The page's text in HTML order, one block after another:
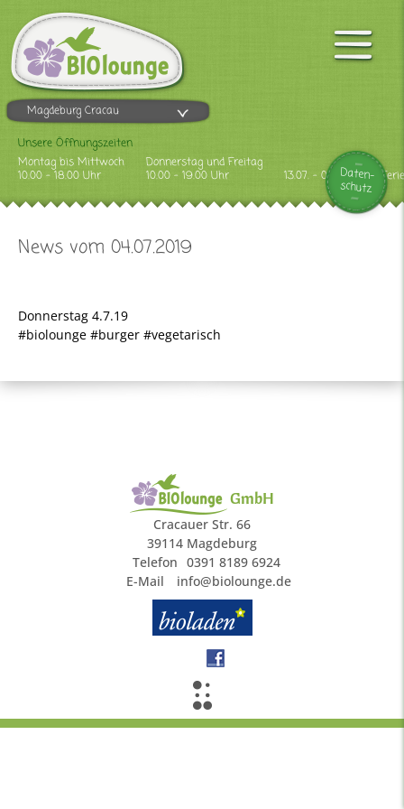
Magdeburg Cracau
Unsere Öffnungszeiten
Montag bis Mittwoch
10.00 - 18.00 Uhr
Donnerstag und Freitag
10.00 - 19.00 Uhr
13.07. - 09.08.2026
Daten-
schutz
News vom 04.07.2019
Donnerstag 4.7.19
#biolounge #burger #vegetarisch
GmbH
Cracauer Str. 66
39114 Magdeburg
Telefon 0391 8189 6924
E-Mail
info@biolounge.de